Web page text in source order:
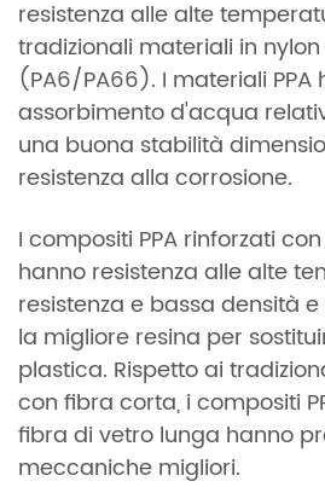
resistenza alle alte
tradizionali materiali in
(PA6/PA66). I materiali PPA
assorbimento d'acqua
una buona stabilità
resistenza alla corrosione.
I compositi PPA rinforzati
hanno resistenza alle alte
resistenza e bassa densità
la migliore resina per
plastica. Rispetto ai
con fibra corta, i compositi
fibra di vetro lunga hanno
meccaniche migliori.